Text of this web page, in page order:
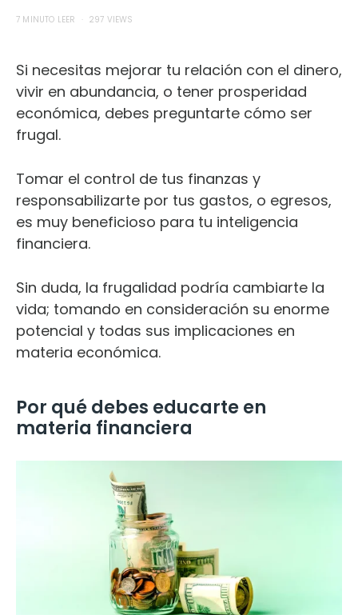
7 MINUTO LEER 297 VIEWS
Si necesitas mejorar tu relación con el dinero,
vivir en abundancia, o tener prosperidad
económica, debes preguntarte cómo ser
frugal.
Tomar el control de tus finanzas y
responsabilizarte por tus gastos, o egresos,
es muy beneficioso para tu inteligencia
financiera.
Sin duda, la frugalidad podría cambiarte la
vida; tomando en consideración su enorme
potencial y todas sus implicaciones en
materia económica.
Por qué debes educarte en
materia financiera